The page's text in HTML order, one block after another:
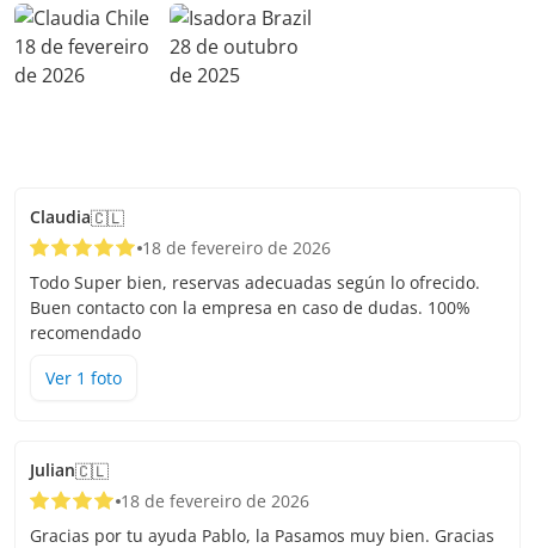
Claudia🇨🇱
18 de fevereiro de 2026
Todo Super bien, reservas adecuadas según lo ofrecido.
Buen contacto con la empresa en caso de dudas. 100%
recomendado
Ver 1 foto
Julian🇨🇱
18 de fevereiro de 2026
Gracias por tu ayuda Pablo, la Pasamos muy bien. Gracias